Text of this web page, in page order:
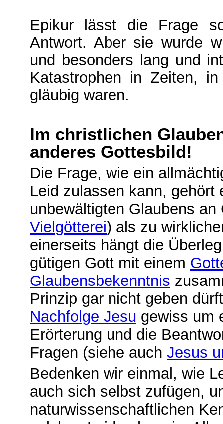
Epikur lässt die Frage
Antwort. Aber sie wurde
und besonders lang und
Katastrophen in Zeiten,
gläubig waren.
Im christlichen
anderes Gottesbild!
Die Frage, wie ein
Leid zulassen kann, gehört
unbewältigten Glaubens
Vielgötterei) als zu
einerseits hängt die
gütigen Gott mit einem G
Glaubensbekenntnis
Prinzip gar nicht geben
Nachfolge Jesu gewiss um
Erörterung und die
Fragen (siehe auch Jesus
Bedenken wir einmal, wie
auch sich selbst zufügen,
naturwissenschaftlichen